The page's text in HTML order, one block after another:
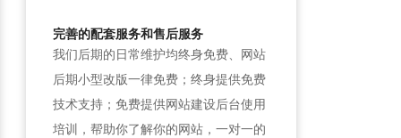
完善的配套服务和售后服务
我们后期的日常维护均终身免费、网站
后期小型改版一律免费；终身提供免费
技术支持；免费提供网站建设后台使用
培训，帮助你了解你的网站，一对一的